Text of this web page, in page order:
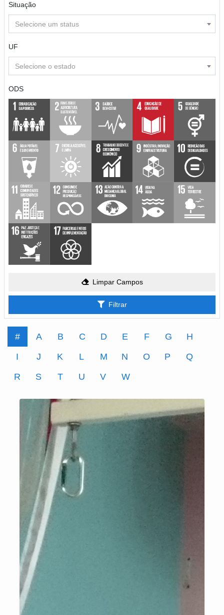
Situação
Selecione um status
UF
Selecione o estado
ODS
Limpar Campos
Filtrar
# A B C D E F G
H
I
J K L M N O P
Q
R
S T U V W